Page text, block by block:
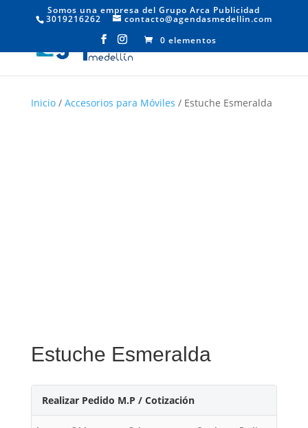
Somos una empresa del Grupo Arca Publicidad
3019216262
contacto@agendasmedellin.com
0 elementos
Inicio/ Accesorios para Móviles / Estuche Esmeralda
Estuche Esmeralda
Realizar Pedido M.P / Cotización